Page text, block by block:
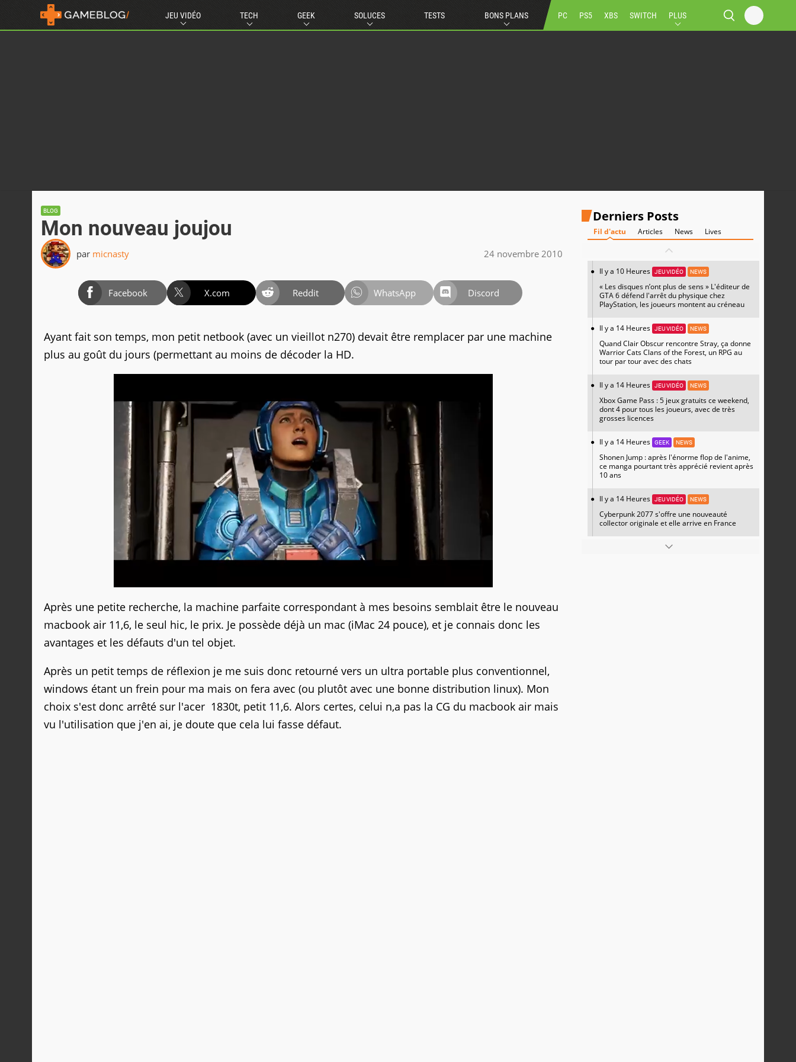
JEU VIDÉO TECH GEEK SOLUCES TESTS BONS PLANS PC PS5 XBS SWITCH PLUS
BLOG
Mon nouveau joujou
par micnasty 24 novembre 2010
Facebook X.com Reddit WhatsApp Discord
Ayant fait son temps, mon petit netbook (avec un vieillot n270) devait être remplacer par une machine
plus au goût du jours (permettant au moins de décoder la HD.
Après une petite recherche, la machine parfaite correspondant à mes besoins semblait être le nouveau
macbook air 11,6, le seul hic, le prix. Je possède déjà un mac (iMac 24 pouce), et je connais donc les
avantages et les défauts d'un tel objet.
Après un petit temps de réflexion je me suis donc retourné vers un ultra portable plus conventionnel,
windows étant un frein pour ma mais on fera avec (ou plutôt avec une bonne distribution linux). Mon
choix s'est donc arrêté sur l'acer 1830t, petit 11,6. Alors certes, celui n,a pas la CG du macbook air mais
vu l'utilisation que j'en ai, je doute que cela lui fasse défaut.
Derniers Posts
Fil d'actu Articles News Lives
Il y a 10 Heures JEU VIDÉO NEWS
« Les disques n’ont plus de sens » L'éditeur de
GTA 6 défend l'arrêt du physique chez
PlayStation, les joueurs montent au créneau
Il y a 14 Heures JEU VIDÉO NEWS
Quand Clair Obscur rencontre Stray, ça donne
Warrior Cats Clans of the Forest, un RPG au
tour par tour avec des chats
Il y a 14 Heures JEU VIDÉO NEWS
Xbox Game Pass : 5 jeux gratuits ce weekend,
dont 4 pour tous les joueurs, avec de très
grosses licences
Il y a 14 Heures GEEK NEWS
Shonen Jump : après l'énorme flop de l'anime,
ce manga pourtant très apprécié revient après
10 ans
Il y a 14 Heures JEU VIDÉO NEWS
Cyberpunk 2077 s'offre une nouveauté
collector originale et elle arrive en France